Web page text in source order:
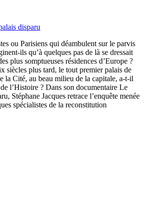
disparu
ou Parisiens qui déambulent sur le parvis
ils qu’à quelques pas de là se dressait
plus somptueuses résidences d’Europe ?
siècles plus tard, le tout premier palais de
la Cité, au beau milieu de la capitale, a-t-il
l’Histoire ? Dans son documentaire Le
Stéphane Jacques retrace l’enquête menée
spécialistes de la reconstitution